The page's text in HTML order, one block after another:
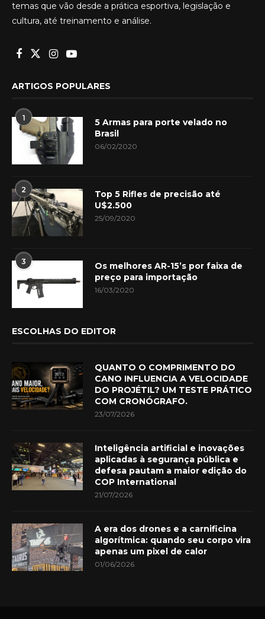
temas que vão desde a prática esportiva, legislação e
cultura, até treinamento e análise.
ARTIGOS POPULARES
1
5 Armas para porte velado no
Brasil
06/02/2020
2
Top 5 Rifles de precisão até
U$2.500
25/09/2020
3
Os melhores AR-15’s por faixa de
preço para importação
16/03/2020
ESCOLHAS DO EDITOR
QUANTO O COMPRIMENTO DO
CANO INFLUENCIA A VELOCIDADE
DO PROJÉTIL? UM TESTE PRÁTICO
COM CRONÓGRAFO.
23/07/2026
Inteligência artificial e inovações
aplicadas à segurança pública e
defesa pautam a maior edição do
COP International
21/07/2026
A era dos drones e a carnificina
algorítmica: quando seu corpo vira
apenas um pixel de calor
01/06/2026